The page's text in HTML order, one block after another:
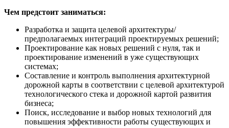
Чем предстоит заниматься:
Разработка и защита целевой архитектуры/
предполагаемых интеграций проектируемых решений;
Проектирование как новых решений с нуля, так и
проектирование изменений в уже существующих
системах;
Составление и контроль выполнения архитектурной
дорожной карты в соответствии с целевой архитектурой
технологического стека и дорожной картой развития
бизнеса;
Поиск, исследование и выбор новых технологий для
повышения эффективности работы существующих и